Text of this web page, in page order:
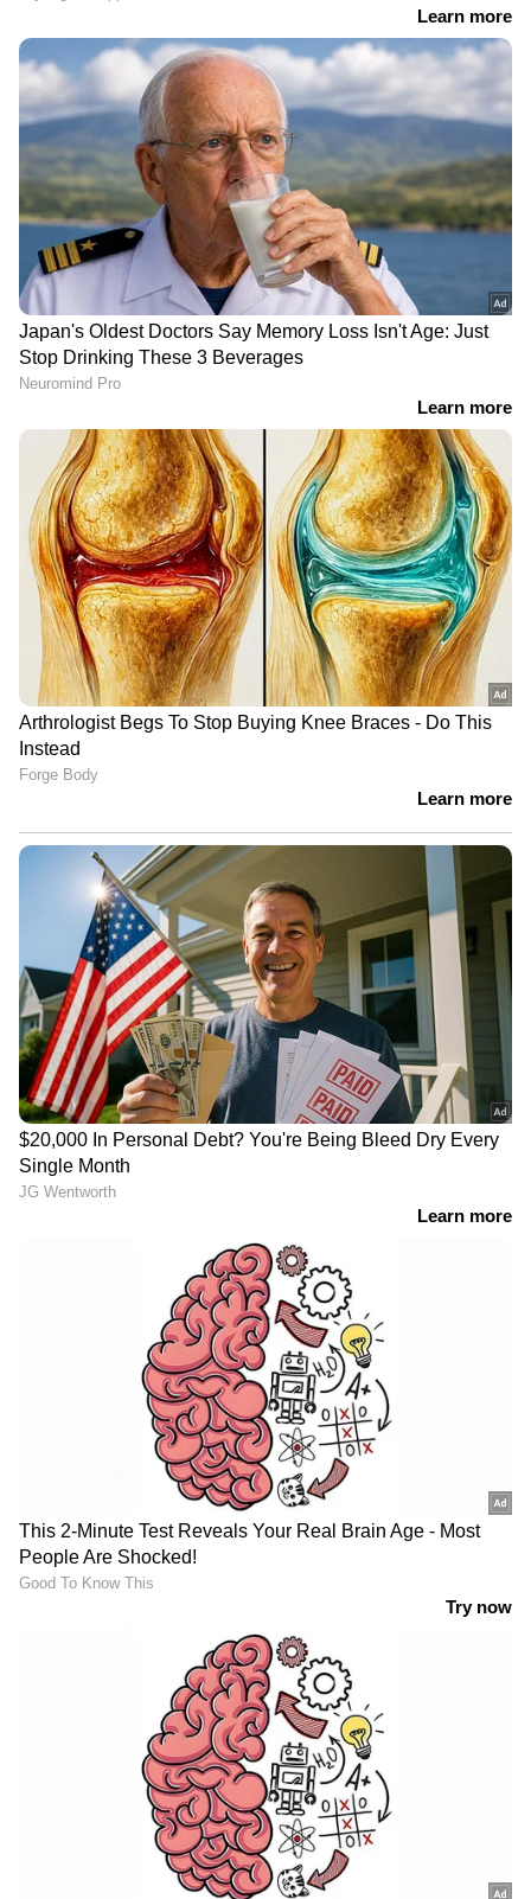
യഥാര്‍ത്ഥത്തില്‍ അവിടെ എന്താണ് നടന്നതെന്ന്
എത്ര പേര്‍ക്കറിയാം എന്നത് എനിക്ക് സംശയം
തോന്നി. ഒരുലക്ഷത്തില്‍ പരം ആളുകളാണ് ആ
ഫെസ്റ്റില്‍ പങ്കെടുത്തത്. ട്രാഫിക് ബ്ലോക്കില്‍
പെട്ടിട്ട് 7 മണിക്കും എനിക്ക് അവിടെ
എത്താനായില്ല. ഒടുവില്‍ അവിടെ എത്തി.
ഇതിനിടയില്‍ ബാരിക്കേഡ് തകര്‍ത്ത
സംഭവങ്ങളടക്കം നടന്നു. ഇതൊന്നും ഞാന്‍
അറിയുന്നില്ല. ജനക്കൂട്ടം അഗ്രസീവ് ആയി
കഴിഞ്ഞാല്‍ അവരെ കണ്‍ട്രോള്‍
ചെയ്യുകയെന്നത് ഭയങ്കര ബുദ്ധിമുട്ടാണ്. സോറി
പറഞ്ഞാണ് ഞാന്‍ പരിപാടി തുടങ്ങുന്നത്.
വെള്ളം ഇല്ലാന്ന് അറിഞ്ഞപ്പോള്‍ അത് ഞാന്‍
എടുത്ത് എറിഞ്ഞ് കൊടുത്തിരുന്നു.
നമ്മളൊരു കാര്യം ചെയ്യുമ്പോള്‍, വേറെ കാര്യം
പറഞ്ഞ് ശ്രദ്ധനേടാന്‍ ശ്രമിക്കുന്നവരുണ്ട്. ഷോ
തുടങ്ങിയപ്പോഴേക്കും കുറേ കുട്ടികളെ
കാണാനില്ല. പത്ത് ഇരുപത് കുട്ടികളെയാണ്
കാണാതായത്. ഞാന്‍ കൊച്ചിന്‍റെ പേര്
വായിക്കുകയാണ്. പെട്ടെന്ന് ഒരു ചെക്കന്‍ ആ
കുട്ടി അവിടെ ഉണ്ടെന്ന് പറഞ്ഞു.
യഥാര്‍ത്ഥത്തില്‍ കുട്ടി അവിടെ ഇല്ല.
സീരിയസായിട്ടുള്ള സിറ്റുവേഷനെ
പരിഹസിക്കുകയായിരുന്നു. അതാണ് എനിക്ക്
ദേഷ്യം വന്നത്. എന്ത് ബോറാണെന്നാണ് മറുപടി
നല്‍കിയത്. ടൊവിനോയ്ക്കും ദേഷ്യം വന്നു.
ഇതൊക്കെ ചെയ്യുന്നത്, വിവരമല്ലാത്ത, സ്വന്തം
കാര്യം നോക്കുന്ന, ശ്രദ്ധനേടാന്‍ ശ്രമിക്കുന്ന
യുവാക്കളാണ്. ആണെന്നും പെണ്ണെന്നും ഇല്ല.
ഇത്രയും ആള്‍ക്കൂട്ടത്തില്‍ കുട്ടികളെ
എങ്ങനെയാണ് നഷ്ടമാകുന്നത്. അത്രയും
ഉത്തരവാദിത്വമില്ലാത്ത മാതാപിതാക്കളാണോ
നിങ്ങള്‍? എന്തിനാണ് ഇത്രയും വലിയ
ജനക്കൂട്ടത്തില്‍ അവരെ കൊണ്ടുവരുന്നത്?
പണ്ട് മറഡോണയുടെ ഷോ കഴിഞ്ഞ് പോകും
നേരം, ചൂറ്റും ആള്‍ക്കാരാണ്. കൂട്ടില്‍
അകപ്പെട്ടൊരു മൃഗത്തെ പോലെ
ആണെനിക്കത് തോന്നിയത്. അതിനിടയില്‍
ഒരാളെന്‍റെ കയ്യില്‍ പിടിച്ച് വലിക്കാൻ നോക്കി.